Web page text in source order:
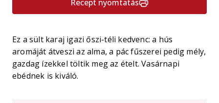
Recept nyomtatás
Ez a sült karaj igazi őszi-téli kedvenc: a hús
aromáját átveszi az alma, a pác fűszerei pedig mély,
gazdag ízekkel töltik meg az ételt. Vasárnapi
ebédnek is kiváló.